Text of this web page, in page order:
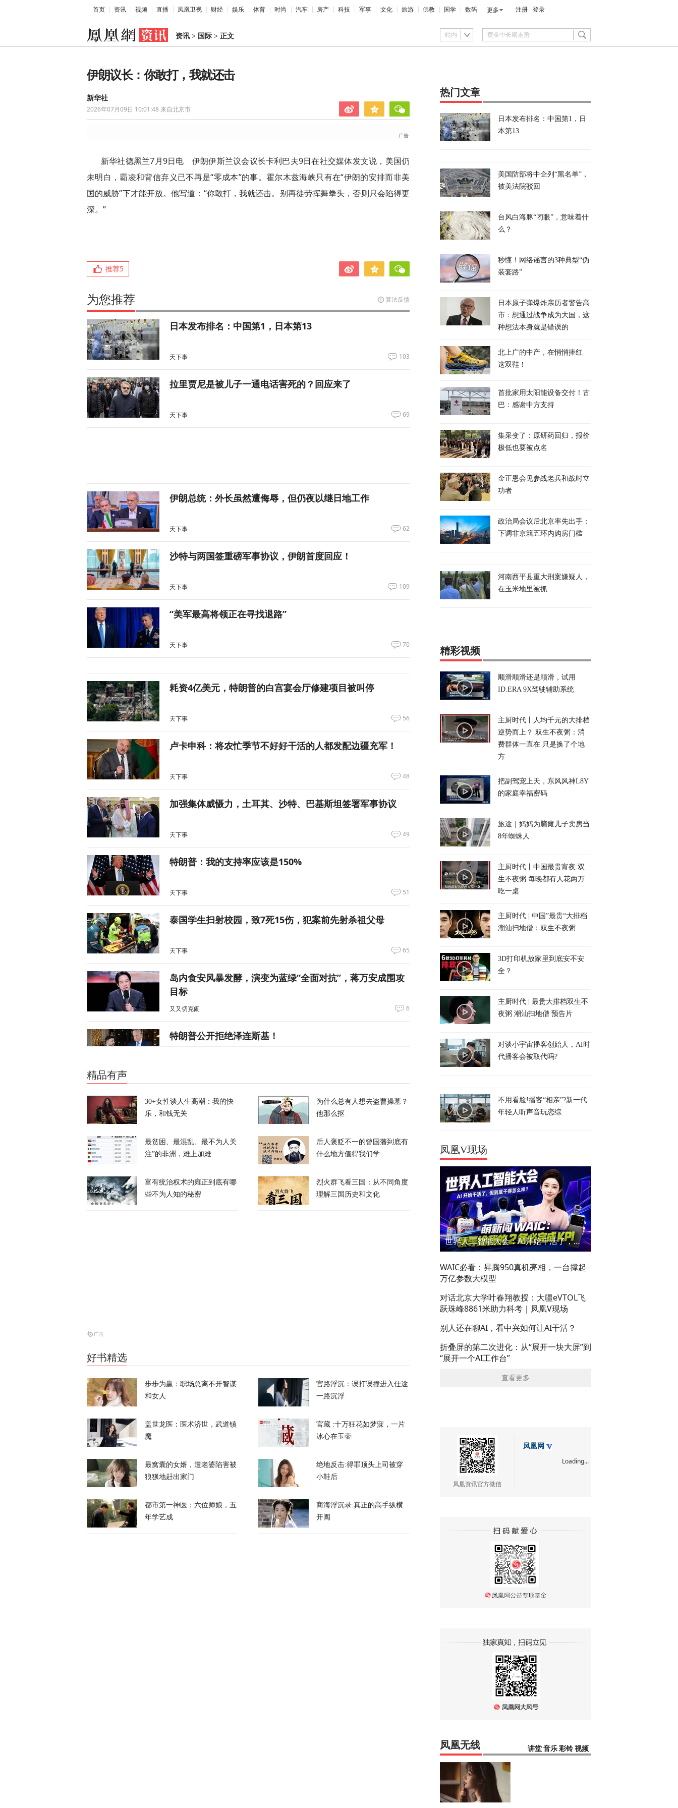
首页 资讯 视频 直播 凤凰卫视 财经 娱乐 体育 时尚 汽车 房产 科技 军事 文化 旅游 佛教 国学 数码 更多 注册 登录
资讯 > 国际 > 正文 站内
伊朗议长：你敢打，我就还击
新华社
2026年07月09日 10:01:48 来自北京市
新华社德黑兰7月9日电 伊朗伊斯兰议会议长卡利巴夫9日在社交媒体发文说，美国仍
未明白，霸凌和背信弃义已不再是“零成本”的事。霍尔木兹海峡只有在“伊朗的安排而非美
国的威胁”下才能开放。他写道：“你敢打，我就还击。别再徒劳挥舞拳头，否则只会陷得更
深。”
推荐5
为您推荐 算法反馈
日本发布排名：中国第1，日本第13
天下事 103
拉里贾尼是被儿子一通电话害死的？回应来了
天下事 69
伊朗总统：外长虽然遭侮辱，但仍夜以继日地工作
天下事 62
沙特与两国签重磅军事协议，伊朗首度回应！
天下事 109
“美军最高将领正在寻找退路”
天下事 70
耗资4亿美元，特朗普的白宫宴会厅修建项目被叫停
天下事 56
卢卡申科：将农忙季节不好好干活的人都发配边疆充军！
天下事 48
加强集体威慑力，土耳其、沙特、巴基斯坦签署军事协议
天下事 49
特朗普：我的支持率应该是150%
天下事 51
泰国学生扫射校园，致7死15伤，犯案前先射杀祖父母
天下事 65
岛内食安风暴发酵，演变为蓝绿“全面对抗”，蒋万安成围攻
目标
又又切克闹 6
特朗普公开拒绝泽连斯基！
涉霍尔木兹海峡，伊朗与阿曼被曝达成临时协议框架
美防长将被撤换？特朗普回应
天下事 120
特朗普所乘直升机遭遇飞行安全事件，现场监控画面曝光
岛内演习首日，台军丢盔弃甲，赖清德深夜逃跑，赌解放军
又又切克闹
俄方痛斥日本政客广岛致辞：不提美国是投弹国，却批评俄
罗斯
精品有声
30+女性谈人生高潮：我的快
乐，和钱无关
为什么总有人想去盗曹操墓？
他那么抠
最贫困、最混乱、最不为人关
注”的非洲，难上加难
后人褒贬不一的曾国藩到底有
什么地方值得我们学
富有统治权术的雍正到底有哪
些不为人知的秘密
烈火群飞看三国：从不同角度
理解三国历史和文化
好书精选
步步为赢：职场总离不开智谋
和女人
官路浮沉：误打误撞进入仕途
一路沉浮
盖世龙医：医术济世，武道镇
魔
官藏 :十万狂花如梦寐，一片
冰心在玉壶
最窝囊的女婿，遭老婆陷害被
狼狈地赶出家门
绝地反击:得罪顶头上司被穿
小鞋后
都市第一神医：六位师娘，五
年学艺成
商海浮沉录:真正的高手纵横
开阖
热门文章
日本发布排名：中国第1，日
本第13
美国防部将中企列“黑名单”，
被美法院驳回
台风白海豚“闭眼”，意味着什
么？
秒懂！网络谣言的3种典型“伪
装套路”
日本原子弹爆炸亲历者警告高
市：想通过战争成为大国，这
种想法本身就是错误的
北上广的中产，在悄悄捧红
这双鞋！
首批家用太阳能设备交付！古
巴：感谢中方支持
集采变了：原研药回归，报价
极低也要被点名
金正恩会见参战老兵和战时立
功者
政治局会议后北京率先出手：
下调非京籍五环内购房门槛
河南西平县重大刑案嫌疑人，
在玉米地里被抓
精彩视频
顺滑顺滑还是顺滑，试用
ID.ERA 9X驾驶辅助系统
主厨时代丨人均千元的大排档
逆势而上？ 双生不夜粥：消
费群体一直在 只是换了个地
方
把副驾宠上天，东风风神L8Y
的家庭幸福密码
旅途｜妈妈为脑瘫儿子卖房当
8年蜘蛛人
主厨时代丨中国最贵宵夜:双
生不夜粥 每晚都有人花两万
吃一桌
主厨时代 | 中国”最贵“大排档
潮汕扫地僧：双生不夜粥
3D打印机放家里到底安不安
全？
主厨时代 | 最贵大排档双生不
夜粥 潮汕扫地僧 预告片
对谈小宇宙播客创始人，AI时
代播客会被取代吗?
不用看脸!播客“相亲”?新一代
年轻人听声音玩恋综
凤凰V现场
世界人工智能大会：AI开始干活了，但到底干的怎么样？萌新闯WAIC
WAIC必看：昇腾950真机亮相，一台撑起
万亿参数大模型
对话北京大学叶春翔教授：大疆eVTOL飞
跃珠峰8861米助力科考｜凤凰V现场
别人还在聊AI，看中兴如何让AI干活？
折叠屏的第二次进化：从“展开一块大屏”到
“展开一个AI工作台”
查看更多
凤凰资讯官方微信
凤凰网
Loading...
讲堂 音乐 彩铃 视频
凤凰无线